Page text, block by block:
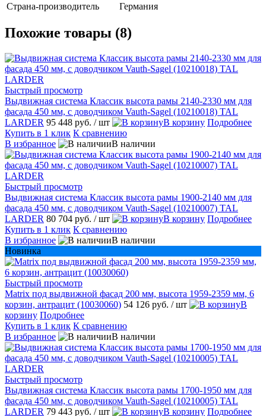
Страна-производитель
Германия
Похожие товары (8)
Быстрый просмотр
Выдвижная система Классик высота рамы 2140-2330 мм для
фасада 450 мм, с доводчиком Vauth-Sagel (10210018) TAL
LARDER 95 448 руб. / шт В корзину Подробнее
Купить в 1 клик К сравнению
В избранное
В наличии
Быстрый просмотр
Выдвижная система Классик высота рамы 1900-2140 мм для
фасада 450 мм, с доводчиком Vauth-Sagel (10210007) TAL
LARDER 80 704 руб. / шт В корзину Подробнее
Купить в 1 клик К сравнению
В избранное
В наличии
Новинка
Быстрый просмотр
Matrix под выдвижной фасад 200 мм, высота 1959-2359 мм, 6
корзин, антрацит (10030060) 54 126 руб. / шт
В
корзину Подробнее
Купить в 1 клик К сравнению
В избранное
В наличии
Быстрый просмотр
Выдвижная система Классик высота рамы 1700-1950 мм для
фасада 450 мм, с доводчиком Vauth-Sagel (10210005) TAL
LARDER 79 443 руб. / шт В корзину Подробнее